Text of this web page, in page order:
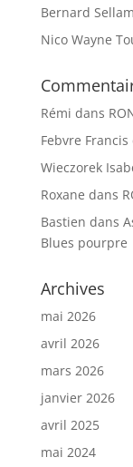
Bernard
Nico Wayne
Rémi dans
Febvre Francis
Wieczorek
Roxane dans
Bastien dans
Blues pourpre
Archives
mai 2026
avril 2026
mars 2026
janvier 2026
avril 2025
mai 2024